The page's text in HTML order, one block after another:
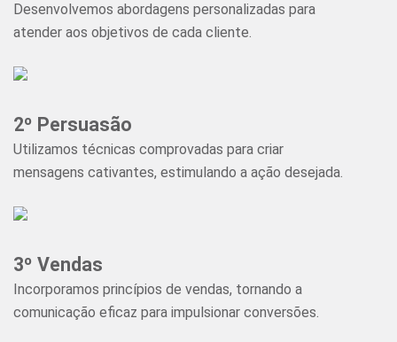
Desenvolvemos abordagens personalizadas para
atender aos objetivos de cada cliente.
2º Persuasão
Utilizamos técnicas comprovadas para criar
mensagens cativantes, estimulando a ação desejada.
3º Vendas
Incorporamos princípios de vendas, tornando a
comunicação eficaz para impulsionar conversões.